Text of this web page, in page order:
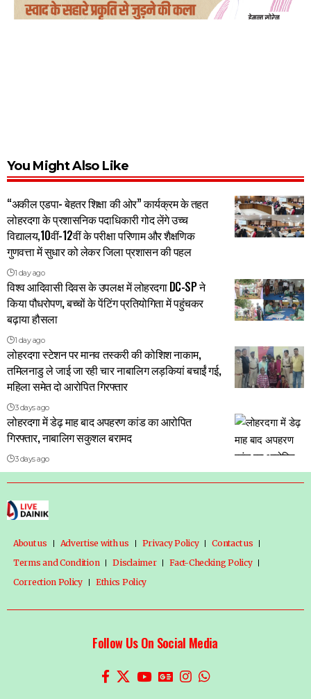
You Might Also Like
“अकील एडपा- बेहतर शिक्षा की ओर” कार्यक्रम के तहत
लोहरदगा के प्रशासनिक पदाधिकारी गोद लेंगे उच्च
विद्यालय,10वीं-12वीं के परीक्षा परिणाम और शैक्षणिक
गुणवत्ता में सुधार को लेकर जिला प्रशासन की पहल
1 day ago
विश्व आदिवासी दिवस के उपलक्ष में लोहरदगा DC-SP ने
किया पौधरोपण, बच्चों के पेंटिंग प्रतियोगिता में पहुंचकर
बढ़ाया हौसला
1 day ago
लोहरदगा स्टेशन पर मानव तस्करी की कोशिश नाकाम,
तमिलनाडु ले जाई जा रही चार नाबालिग लड़कियां बचाईं गई,
महिला समेत दो आरोपित गिरफ्तार
3 days ago
लोहरदगा में डेढ़ माह बाद अपहरण कांड का आरोपित
गिरफ्तार, नाबालिग सकुशल बरामद
3 days ago
About us Advertise with us Privacy Policy
Contact us
Terms and Condition
Disclaimer
Fact-Checking Policy
Correction Policy
Ethics Policy
Follow Us On Social Media